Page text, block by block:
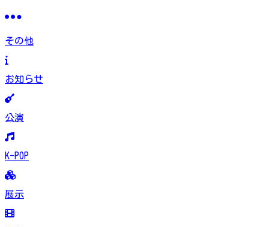
その他
お知らせ
公演
K-POP
展示